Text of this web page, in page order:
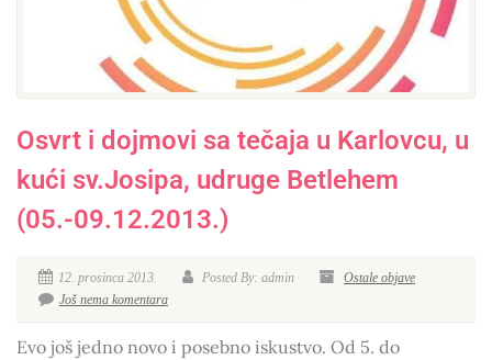
Osvrt i dojmovi sa tečaja u Karlovcu, u
kući sv.Josipa, udruge Betlehem
(05.-09.12.2013.)
12. prosinca 2013. Posted By: admin
Ostale objave
Još nema komentara
Evo još jedno novo i posebno iskustvo. Od 5. do